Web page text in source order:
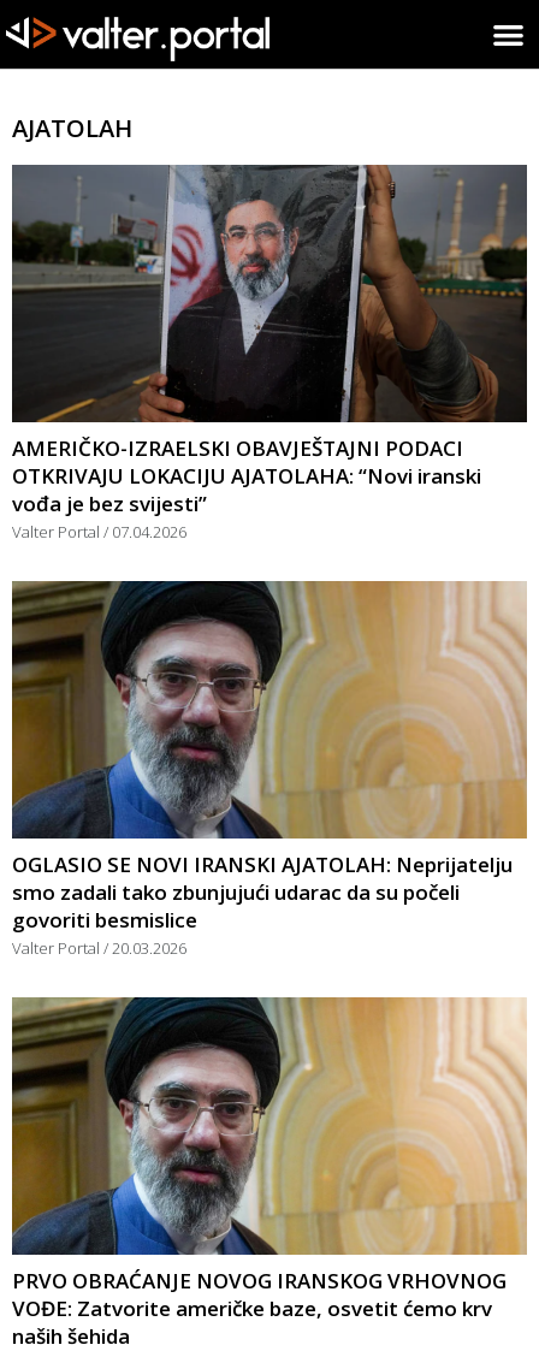
AJATOLAH
AMERIČKO-IZRAELSKI OBAVJEŠTAJNI PODACI
OTKRIVAJU LOKACIJU AJATOLAHA: “Novi iranski
vođa je bez svijesti”
Valter Portal 07.04.2026
OGLASIO SE NOVI IRANSKI AJATOLAH: Neprijatelju
smo zadali tako zbunjujući udarac da su počeli
govoriti besmislice
Valter Portal 20.03.2026
PRVO OBRAĆANJE NOVOG IRANSKOG VRHOVNOG
VOĐE: Zatvorite američke baze, osvetit ćemo krv
naših šehida